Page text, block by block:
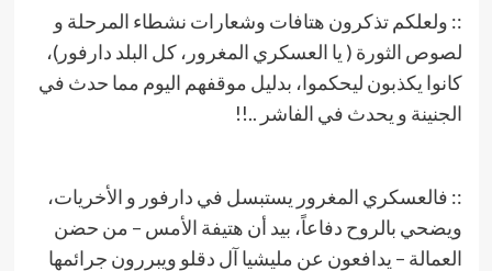
:: ولعلكم تذكرون هتافات وشعارات نشطاء المرحلة و
لصوص الثورة ( يا العسكري المغرور، كل البلد دارفور)،
كانوا يكذبون ليحكموا، بدليل موقفهم اليوم مما حدث في
الجنينة و يحدث في الفاشر ..!!
:: فالعسكري المغرور يستبسل في دارفور و الأخريات،
ويضحي بالروح دفاعاً، بيد أن هتيفة الأمس – من حضن
العمالة – يدافعون عن مليشيا آل دقلو ويبررون جرائمها